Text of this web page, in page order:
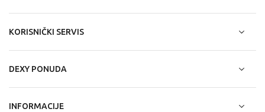
KORISNIČKI SERVIS
DEXY PONUDA
INFORMACIJE